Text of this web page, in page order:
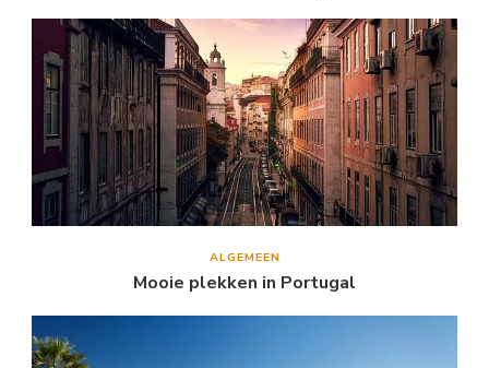
ALGEMEEN
Mooie plekken in Portugal